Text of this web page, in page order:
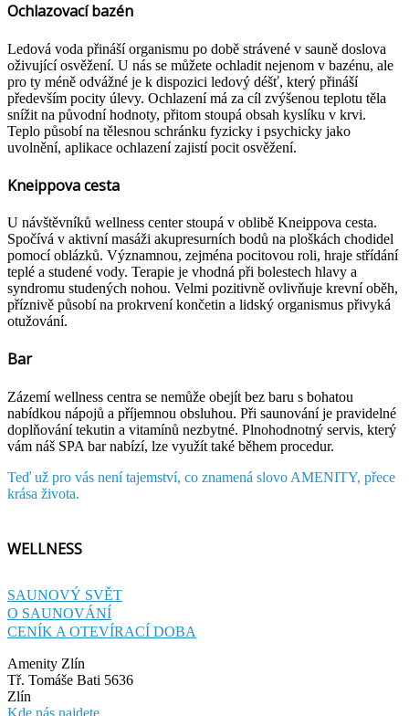
Ochlazovací bazén
Ledová voda přináší organismu po době strávené v sauně doslova
oživující osvěžení. U nás se můžete ochladit nejenom v bazénu, ale
pro ty méně odvážné je k dispozici ledový déšť, který přináší
především pocity úlevy. Ochlazení má za cíl zvýšenou teplotu těla
snížit na původní hodnoty, přitom stoupá obsah kyslíku v krvi.
Teplo působí na tělesnou schránku fyzicky i psychicky jako
uvolnění, aplikace ochlazení zajistí pocit osvěžení.
Kneippova cesta
U návštěvníků wellness center stoupá v oblibě Kneippova cesta.
Spočívá v aktivní masáži akupresurních bodů na ploškách chodidel
pomocí oblázků. Významnou, zejména pocitovou roli, hraje střídání
teplé a studené vody. Terapie je vhodná při bolestech hlavy a
syndromu studených nohou. Velmi pozitivně ovlivňuje krevní oběh,
příznivě působí na prokrvení končetin a lidský organismus přivyká
otužování.
Bar
Zázemí wellness centra se nemůže obejít bez baru s bohatou
nabídkou nápojů a příjemnou obsluhou. Při saunování je pravidelné
doplňování tekutin a vitamínů nezbytné. Plnohodnotný servis, který
vám náš SPA bar nabízí, lze využít také během procedur.
Teď už pro vás není tajemství, co znamená slovo AMENITY, přece
krása života.
WELLNESS
SAUNOVÝ SVĚT
O SAUNOVÁNÍ
CENÍK A OTEVÍRACÍ DOBA
Amenity Zlín
Tř. Tomáše Bati 5636
Zlín
Kde nás najdete...